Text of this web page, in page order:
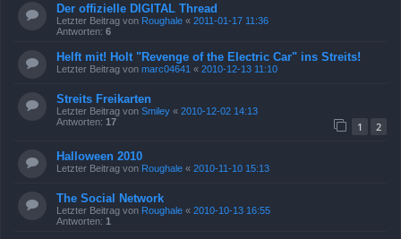
Der offizielle DIGITAL Thread
Letzter Beitrag von Roughale « 2011-01-17 11:36
Antworten: 6
Helft mit! Holt "Revenge of the Electric Car" ins Streits!
Letzter Beitrag von marc04641 « 2010-12-13 11:10
Streits Freikarten
Letzter Beitrag von Smiley « 2010-12-02 14:13
Antworten: 17 1 2
Halloween 2010
Letzter Beitrag von Roughale « 2010-11-10 15:13
The Social Network
Letzter Beitrag von Roughale « 2010-10-13 16:55
Antworten: 1